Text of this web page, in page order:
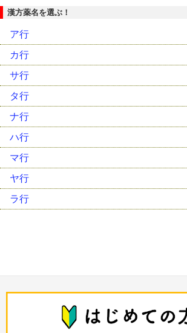
漢方薬名を選ぶ！
ア行
安中散（ｱﾝﾁｭｳｻﾝ）
胃苓湯（ｲﾚｲﾄｳ）
茵蔯蒿湯（ｲﾝﾁﾝｺｳﾄｳ）
温経湯（ｳﾝｹｲﾄｳ）
温清飲（ｳﾝｾｲｲﾝ）
越婢加朮湯（ｴｯﾋﾟｶｼﾞｭﾂﾄｳ）
カ行
藿香正気散（ｶｯｺｳｼｮｳｷｻﾝ）
葛根湯（ｶｯｺﾝﾄｳ）
葛根湯加川芎辛夷（ｶｯｺﾝﾄｳｶｾﾝｷｭｳｼﾝｲ）
加味逍遙散（ｶﾐｼｮｳﾖｳｻﾝ）
帰脾湯（ｷﾋﾄｳ）
芎帰調血飲（ｷｭｳｷﾁｮｳｹﾂｲﾝ）
牛車腎気丸（ｺﾞｼｬｼﾞﾝｷｶﾞﾝ）
呉茱萸湯（ｺﾞｼｭﾕﾄｳ）
サ行
柴胡加竜骨牡蛎湯（ｻｲｺｶﾘｭｳｺﾂﾎﾞﾚｲﾄｳ）
柴胡桂枝乾姜湯（ｻｲｺｹｲｼｶﾝｷｮｳﾄｳ）
柴胡桂枝湯（ｻｲｺｹｲｼﾄｳ）
柴胡清肝湯（ｻｲｺｾｲｶﾝﾄｳ）
三黄瀉心湯（ｻﾝｵｳｼｬｼﾝﾄｳ）
滋陰降火湯（ｼﾞｲﾝｺｳｶﾄｳ）
小柴胡湯（ｼｮｳｻｲｺﾄｳ）
小青竜湯（ｼｮｳｾｲﾘｭｳﾄｳ）
タ行
大建中湯（ﾀﾞｲｹﾝﾁｭｳﾄｳ）
大柴胡湯（ﾀﾞｲｻｲｺﾄｳ）
大承気湯（ﾀﾞｲｼﾞｮｳｷﾄｳ）
竹筎温胆湯（ﾁｸｼﾞｮｳﾝﾀﾝﾄｳ）
調胃承気湯（ﾁｮｳｲｼﾞｮｳｷﾄｳ）
釣藤散（ﾁｮｳﾄｳｻﾝ）
ナ行
二陳湯（ﾆﾁﾝﾄｳ）
女神散（ﾆｮｼﾝｻﾝ）
人参湯（ﾆﾝｼﾞﾝﾄｳ）
人参養栄湯（ﾆﾝｼﾞﾝﾖｳｴｲﾄｳ）
ハ行
排膿散及湯（ﾊｲﾉｳｻﾝｷｭｳﾄｳ）
麦門冬湯（ﾊﾞｸﾓﾝﾄﾞｳﾄｳ）
八味地黄丸（ﾊﾁﾐｼﾞｵｳｶﾞﾝ）
半夏厚朴湯（ﾊﾝｹﾞｺｳﾎﾞｸﾄｳ）
補中益気湯（ﾎﾁｭｳｴｯｷﾄｳ）
マ行
麻黄湯（ﾏｵｳﾄｳ）
麻黄附子細辛湯（ﾏｵｳﾌﾞｼｻｲｼﾝﾄｳ）
ヤ行
抑肝散（ﾖｸｶﾝｻﾝ）
ラ行